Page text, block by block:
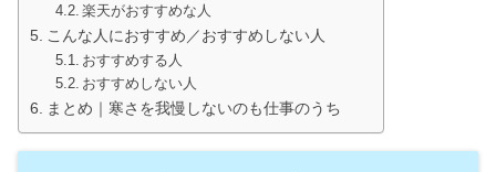
楽天がおすすめな人
こんな人におすすめ／おすすめしない人
おすすめする人
おすすめしない人
まとめ｜寒さを我慢しないのも仕事のうち